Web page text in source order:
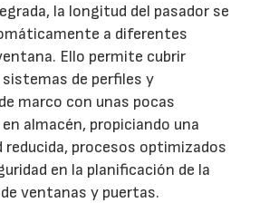
la longitud del pasador se
a diferentes
Ello permite cubrir
de perfiles y
marco con unas pocas
almacén, propiciando una
reducida, procesos optimizados
en la planificación de la
ventanas y puertas.